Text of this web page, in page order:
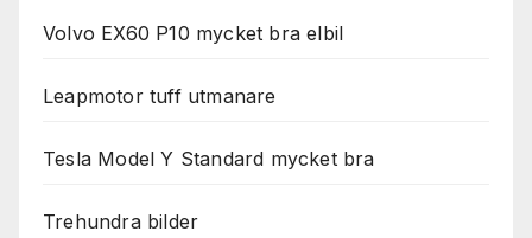
Volvo EX60 P10 mycket bra elbil
Leapmotor tuff utmanare
Tesla Model Y Standard mycket bra
Trehundra bilder